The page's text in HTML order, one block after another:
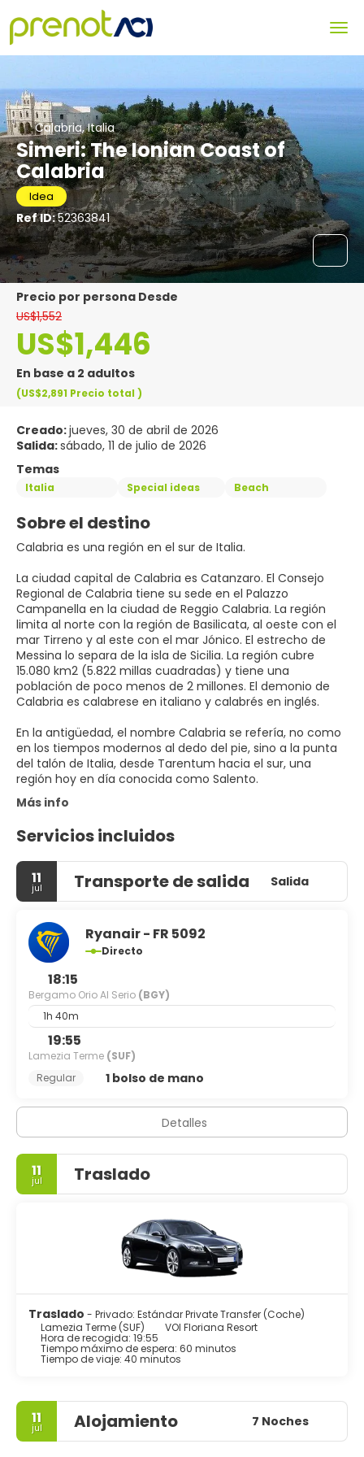
Calabria, Italia
Simeri: The Ionian Coast of
Calabria
Idea
Ref ID:52363841
precio por persona Desde
US$1,552
US$1,446
En base a 2 adultos
(US$2,891 Precio total )
Creado:jueves, 30 de abril de 2026
Salida:sábado, 11 de julio de 2026
Temas
Italia Special ideas Beach
Sobre el destino
Calabria es una región en el sur de Italia.
La ciudad capital de Calabria es Catanzaro. El Consejo
Regional de Calabria tiene su sede en el Palazzo
Campanella en la ciudad de Reggio Calabria. La región
limita al norte con la región de Basilicata, al oeste con el
mar Tirreno y al este con el mar Jónico. El estrecho de
Messina lo separa de la isla de Sicilia. La región cubre
15.080 km2 (5.822 millas cuadradas) y tiene una
población de poco menos de 2 millones. El demonio de
Calabria es calabrese en italiano y calabrés en inglés.
En la antigüedad, el nombre Calabria se refería, no como
en los tiempos modernos al dedo del pie, sino a la punta
del talón de Italia, desde Tarentum hacia el sur, una
región hoy en día conocida como Salento.
Más info
Servicios incluidos
11
jul Transporte de salida Salida
Ryanair - FR 5092
Directo
18:15
Bergamo Orio Al Serio (BGY)
1h 40m
19:55
Lamezia Terme (SUF)
Regular
1 bolso de mano
Detalles
11
jul Traslado
Traslado - Privado: Estándar Private Transfer (Coche)
Lamezia Terme (SUF)
VOI Floriana Resort
Hora de recogida: 19:55
Tiempo máximo de espera: 60 minutos
Tiempo de viaje: 40 minutos
11
jul Alojamiento 7 Noches